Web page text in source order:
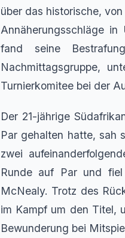
über das historische,
Annäherungsschläge
fand seine
Nachmittagsgruppe,
Turnierkomitee bei der
Der 21-jährige
Par gehalten hatte, sah
zwei
Runde auf Par und
McNealy. Trotz des
im Kampf um den Titel,
Bewunderung bei